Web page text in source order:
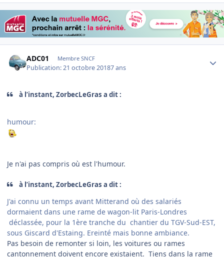
ADC01 Membre SNCF
Publication:21 octobre 20187 ans
à l’instant, ZorbecLeGras a dit :
humour:
Je n'ai pas compris où est l'humour.
à l’instant, ZorbecLeGras a dit :
J'ai connu un temps avant Mitterand où des salariés
dormaient dans une rame de wagon-lit Paris-Londres
déclassée, pour la 1ère tranche du chantier du TGV-Sud-EST,
sous Giscard d'Estaing. Ereinté mais bonne ambiance.
Pas besoin de remonter si loin, les voitures ou rames
cantonnement doivent encore existaient. Tiens dans la rame